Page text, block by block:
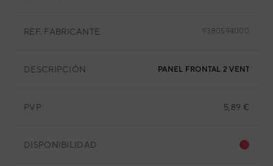
REF. FABRICANTE 9380594000
DESCRIPCIÓN PANEL FRONTAL 2
PVP 5,89 €
DISPONIBILIDAD